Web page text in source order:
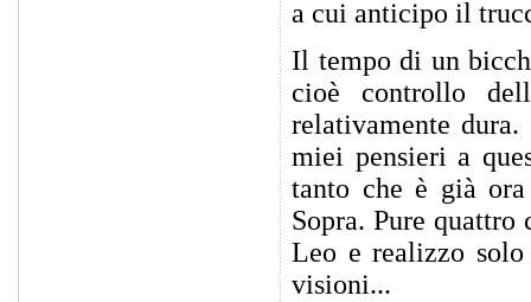
a cui anticipo il
Il tempo di un
cioè controllo
relativamente
miei pensieri a
tanto che è già
Sopra. Pure
Leo e realizzo
visioni...